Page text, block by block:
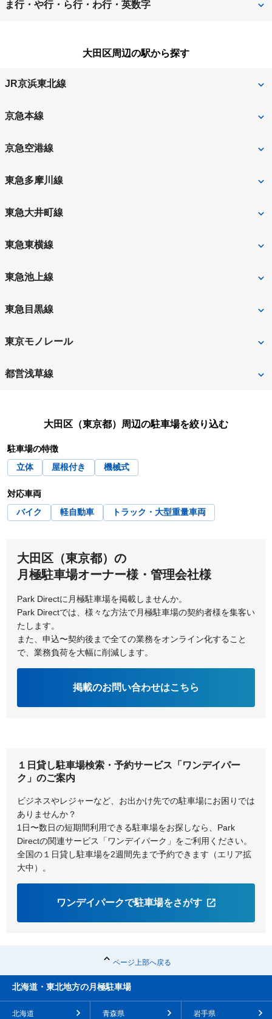
狛江市
西多摩郡日の出町 西多摩郡瑞穂町
東久留米市
東村山市
日野市
福生市
ま行・や行・ら行・わ行・英数字
大田区周辺の駅から探す
JR京浜東北線
大森
京急本線
京急蒲田
大森町
京急空港線
京急蒲田
天空橋
東急多摩川線
下丸子
武蔵新田
東急大井町線
北千束
東急東横線
多摩川
東急池上線
久が原
御嶽山
雪が谷大塚
東急目黒線
多摩川
田園調布
東京モノレール
天空橋
羽田空港第3ターミナル
都営浅草線
大田区（東京都）
周辺の駐車場を絞り込む
駐車場の特徴
立体
屋根付き 機械式
対応車両
バイク
軽自動車 トラック・大型重量車両
大田区（東京都）の
月極駐車場オーナー様・管理会社様
Park Directに月極駐車場を掲載しませんか。
Park Directでは、様々な方法で月極駐車場の契約者様を集客い
たします。
また、申込〜契約後まで全ての業務をオンライン化すること
で、業務負荷を大幅に削減します。
掲載のお問い合わせはこちら
１日貸し駐車場検索・予約サービス「ワンデイパー
ク」のご案内
ビジネスやレジャーなど、お出かけ先での駐車場にお困りでは
ありませんか？
1日〜数日の短期間利用できる駐車場をお探しなら、Park
Directの関連サービス「ワンデイパーク」をご利用ください。
全国の１日貸し駐車場を2週間先まで予約できます（エリア拡
大中）。
ワンデイパークで駐車場をさがす
ページ上部へ戻る
北海道・東北地方の月極駐車場
北海道 青森県 岩手県